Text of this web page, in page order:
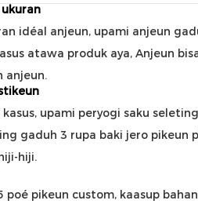
idéal anjeun, upami anjeun
atawa produk aya, Anjeun
anjeun.
upami peryogi saku
gaduh 3 rupa baki jero pikeun
hiji.
poé pikeun custom, kaasup